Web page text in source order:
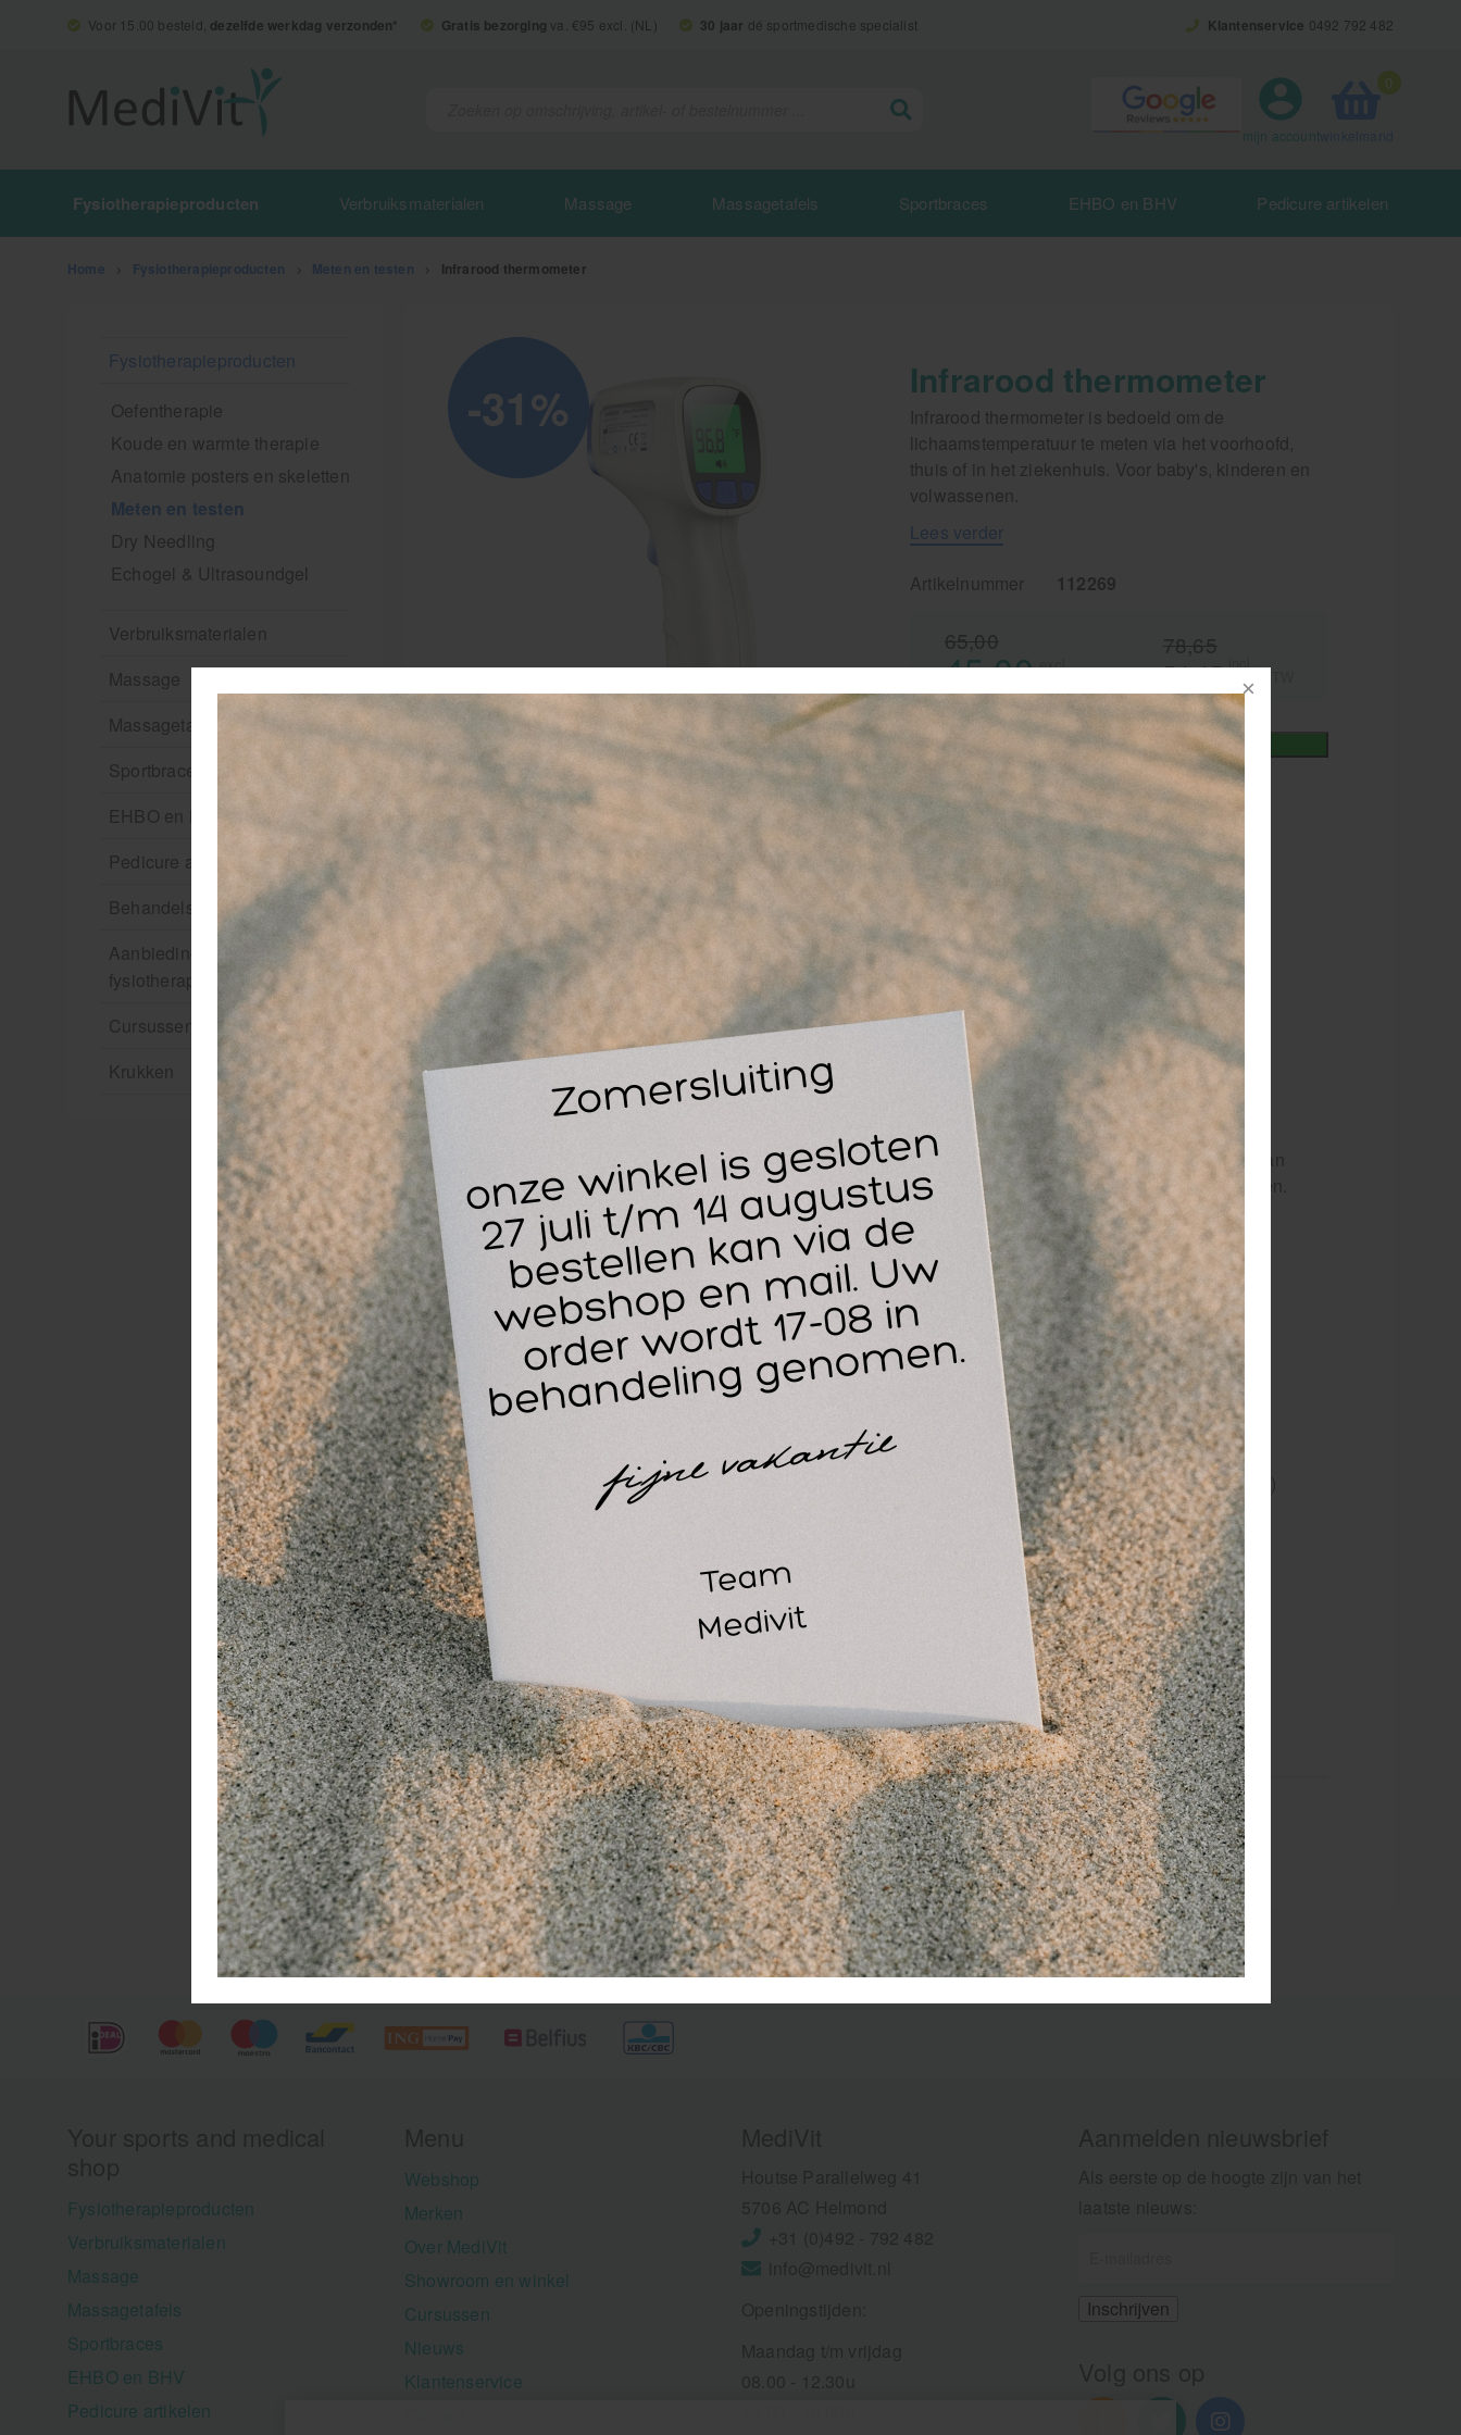
Voor 15.00 besteld, dezelfde werkdag verzonden* Gratis bezorging va. €95 excl. (NL) 30 jaar dé sportmedische specialist Klantenservice 0492 792 482
0
mijn account
Fysiotherapieproducten Verbruiksmaterialen Massage Massagetafels Sportbraces EHBO en BHV Pedicure artikelen
Home Fysiotherapieproducten Meten en testen Infrarood thermometer
Fysiotherapieproducten
Oefentherapie
Koude en warmte therapie
Anatomie posters en skeletten
Meten en testen
Dry Needling
Echogel & Ultrasoundgel
Verbruiksmaterialen
Massage
Massagetafels
Sportbraces
EHBO en BHV
Pedicure artikelen
Behandelstoel elektrisch
Aanbiedingen groothandel
fysiotherapie en massage
Cursussen
Krukken
Infrarood thermometer
-31%
Infrarood thermometer is bedoeld om de
lichaamstemperatuur te meten via het voorhoofd,
thuis of in het ziekenhuis. Voor baby's, kinderen en
volwassenen.
Lees verder
Artikelnummer 112269
65,00
45,00 excl.
78,65
54,45 incl.
- In winkelmand
favoriet
1-2 werkdagen
GRATIS
bezorging va. €95,- excl. btw
14 dagen
retourgarantie
30 jaardé paramedisch specialist
Infrarood (IR) thermometer waarmee heel snel een accurate lichaamstemperatuur via het voorhoofd kan
worden vastgesteld. Bovendien kan deze infrarood thermometer de temperatuur van voorwerpen meten.
Kenmerken van de infrarood thermometer
Meetmodus voor lichaamstemperatuur en de temperatuur van voorwerpen
Temperatuurmeting in graden Celsius (verwisselbaar in Fahrenheit)
Meetbereik lichaamstemperatuur van 34,9 - 42,2 °C
Meetbereik voorwerpen van 0,0 - 100 °C
Meettijd: 1 seconde
Meetafstand: 1 tot 5 cm
Hoge nauwkeurigheid; de metingen zijn tot 0,2 - 0,3 °C nauwkeurig
Signaalfunctie bij een lage batterijstand
Automatische uitschakeling na 10 seconden inactiviteit (energiebesparend en milieubeschermend)
Signaalfunctie door middel van pieptoon en LCD schermlampje:
34,9 - 37,5 °C > lange pieptoon en een groen achtergrondscherm
37,6 - 42,2 °C > 3 korte, dubbele pieptonen en een rood achtergrondscherm
Temperatuur voorwerp > lange pieptoon en een wit achtergrondscherm
Geheugen; de laatste 20 metingen worden opgeslagen
CE
Engelstalige gebruiksaanwijzing bijgesloten.
Fysiotherapieproducten
Verbruiksmaterialen
Massage
Massagetafels
Sportbraces
EHBO en BHV
Pedicure artikelen
Webshop
Merken
Over MediVit
Showroom en winkel
Cursussen
Nieuws
Klantenservice